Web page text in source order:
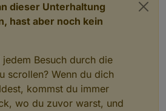
dieser Unterhaltung
hast aber noch kein
Besuch durch die
scrollen? Wenn du dich
kommst du immer
wo du zuvor warst, und